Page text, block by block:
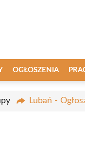
OGŁOSZENIA
Lubań -